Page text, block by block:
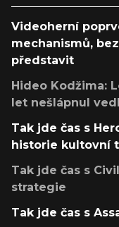
Videoherní
mechanismů,
představit
Hideo Kodžima:
let nešlápnul
Tak jde čas s
historie kultovní
Tak jde čas s
strategie
Tak jde čas s